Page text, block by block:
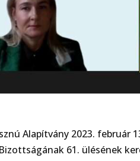
Alapítvány 2023. február
61. ülésének